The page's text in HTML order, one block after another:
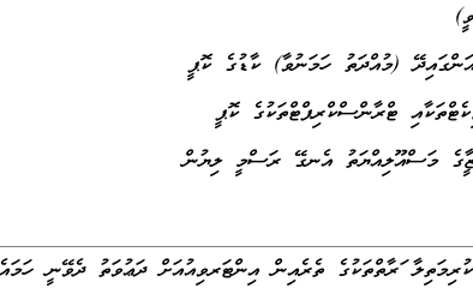
(މުއްދަތު ހަމަނުވާ) ކާޑުގެ ކޮޕީ
ޓްރާންސްކްރިޕްޓްތަކުގެ ކޮޕީ
އެނގޭ ރަސްމީ ލިޔުން
ތެރެއިން އިންޓަރވިއުއަށް ދަޢުވަތު ދެވޭނީ